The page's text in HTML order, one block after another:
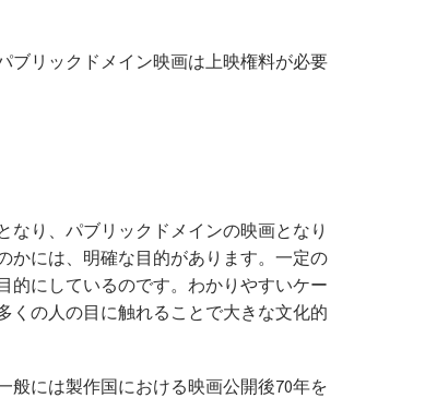
ブリックドメイン映画は上映権料が必要
り、パブリックドメインの映画となり
かには、明確な目的があります。一定の
的にしているのです。わかりやすいケー
くの人の目に触れることで大きな文化的
には製作国における映画公開後70年を